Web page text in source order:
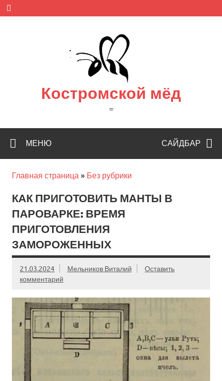
Skip
content
Костромской мёд
=
САЙДБАР
МЕНЮ
Главная страница » Без рубрики
КАК ПРИГОТОВИТЬ МАНТЫ В
ПАРОВАРКЕ: ВРЕМЯ
ПРИГОТОВЛЕНИЯ
ЗАМОРОЖЕННЫХ
21.03.2024 Мельников Виталий
Оставить
комментарий